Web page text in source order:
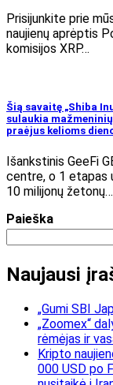
Prisijunkite prie
naujienų aprėptis
komisijos XRP…
Šią savaitę „Shiba
sulaukia
praėjus kelioms
Išankstinis GeeFi
centre, o 1 etapas
10 milijonų žetonų…
Paieška
Naujausi
„Gumi SBI
„Zoomex“
rėmėjas ir
Kripto
000 USD po